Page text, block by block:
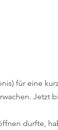
für eine
Jetzt
durfte,